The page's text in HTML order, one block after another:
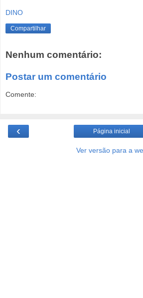
DINO
Compartilhar
Nenhum comentário:
Postar um comentário
Comente:
‹ Página inicial
Ver versão para a